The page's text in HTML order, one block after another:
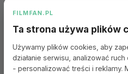
Sci-Fi 2026
Animacje 2026
FILMFAN.PL
Ta strona używa plików
Używamy plików cookies, aby
działanie serwisu, analizować
- personalizować treści i reklamy.